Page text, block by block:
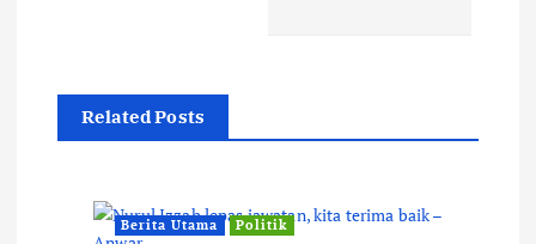
g
Related Posts
Berita Utama Politik